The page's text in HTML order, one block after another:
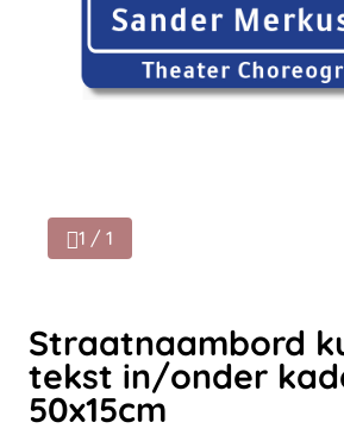
1 / 1
Straatnaambord
tekst in/onder
50x15cm